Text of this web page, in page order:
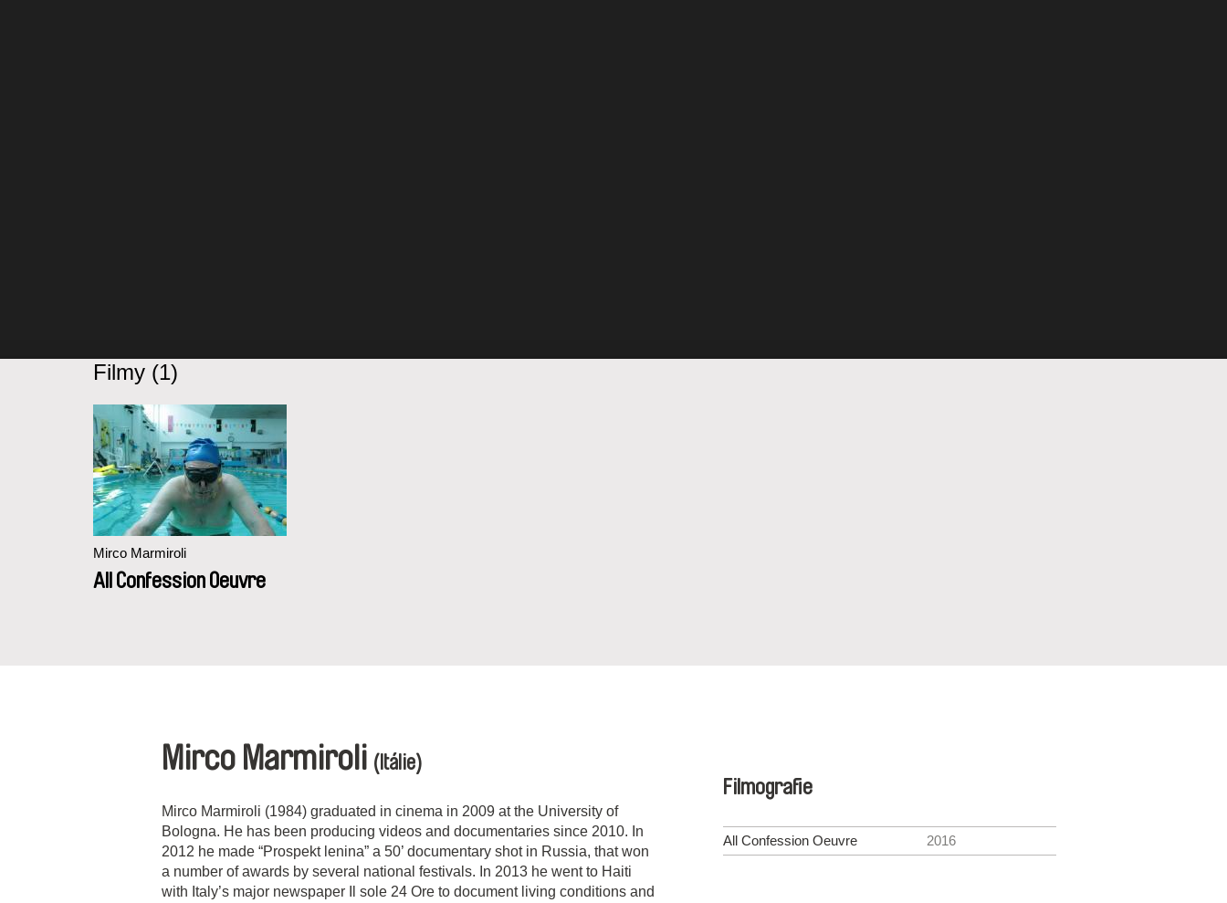
Filmy (1)
Mirco Marmiroli
All Confession Oeuvre
Mirco Marmiroli (Itálie)
Mirco Marmiroli (1984) graduated in cinema in 2009 at the University of
Bologna. He has been producing videos and documentaries since 2010. In
2012 he made “Prospekt lenina” a 50’ documentary shot in Russia, that won
a number of awards by several national festivals. In 2013 he went to Haiti
with Italy’s major newspaper Il sole 24 Ore to document living conditions and
Filmografie
All Confession Oeuvre 2016